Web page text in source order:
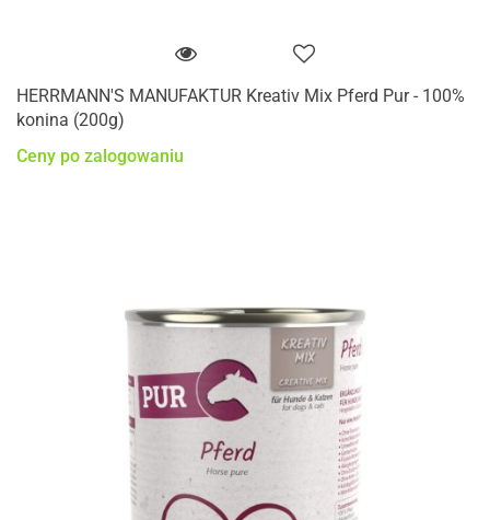
HERRMANN'S MANUFAKTUR Kreativ Mix Pferd Pur - 100%
konina (200g)
Ceny po zalogowaniu